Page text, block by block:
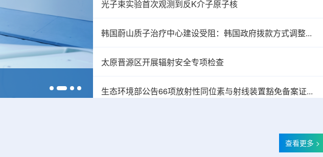
韩国忠清北道上半年农水产品放射性检测结果达
光子束实验首次观测到反K介子原子核
韩国蔚山质子治疗中心建设受阻：韩国政府拨款方式调整影响项目推进
太原晋源区开展辐射安全专项检查
生态环境部公告66项放射性同位素与射线装置豁免备案证明文件
查看更多 >